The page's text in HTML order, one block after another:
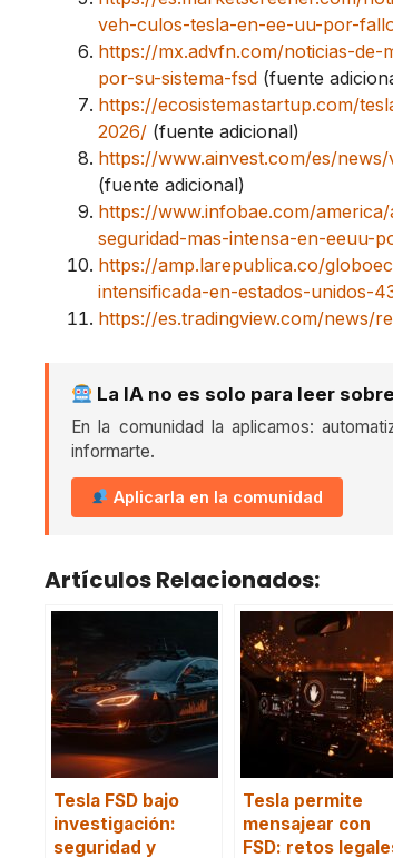
veh-culos-tesla-en-ee-uu-por-
https://mx.advfn.com/noticias-de-
por-su-sistema-fsd (fuente
https://ecosistemastartup.com/
2026/ (fuente adicional)
https://www.ainvest.com/es/
(fuente adicional)
https://www.infobae.com/
seguridad-mas-intensa-en-eeuu-
https://amp.larepublica.co/
intensificada-en-estados-unidos-
https://es.tradingview.com/news/
La IA no es solo para leer
En la comunidad la aplicamos:
informarte.
Aplicarla en la comunidad
Artículos Relacionados:
Tesla FSD bajo
investigación:
seguridad y
Tesla permite
mensajear con
FSD: retos